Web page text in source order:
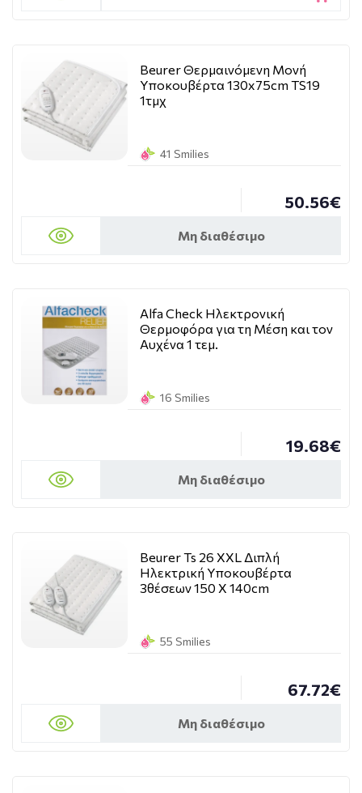
Beurer Θερμαινόμενη Μονή
Υποκουβέρτα 130x75cm TS19
1τμχ
41 Smilies
50.56€
Μη διαθέσιμο
Alfa Check Ηλεκτρονική
Θερμοφόρα για τη Μέση και τον
Αυχένα 1 τεμ.
16 Smilies
19.68€
Μη διαθέσιμο
Beurer Ts 26 XXL Διπλή
Ηλεκτρική Υποκουβέρτα
3θέσεων 150 Χ 140cm
55 Smilies
67.72€
Μη διαθέσιμο